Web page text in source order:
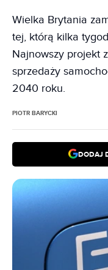
Wielka Brytania
tej, którą kilka
Najnowszy projekt
sprzedaży
2040 roku.
PIOTR BARYCKI
DODAJ